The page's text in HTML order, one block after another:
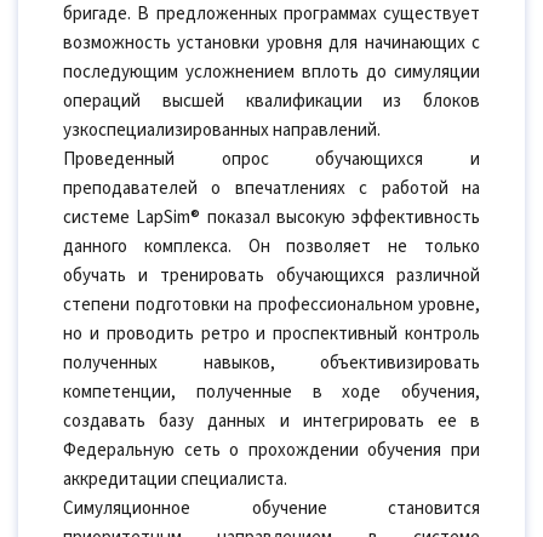
бригаде. В предложенных программах существует
возможность установки уровня для начинающих с
последующим усложнением вплоть до симуляции
операций высшей квалификации из блоков
узкоспециализированных направлений.
Проведенный опрос обучающихся и
преподавателей о впечатлениях с работой на
системе LapSim® показал высокую эффективность
данного комплекса. Он позволяет не только
обучать и тренировать обучающихся различной
степени подготовки на профессиональном уровне,
но и проводить ретро и проспективный контроль
полученных навыков, объективизировать
компетенции, полученные в ходе обучения,
создавать базу данных и интегрировать ее в
Федеральную сеть о прохождении обучения при
аккредитации специалиста.
Симуляционное обучение становится